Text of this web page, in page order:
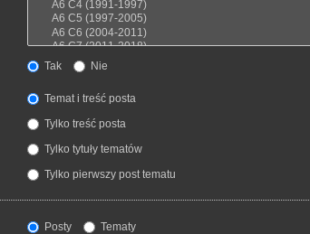
Tak Nie
Temat i treść posta
Tylko treść posta
Tylko tytuły tematów
Tylko pierwszy post tematu
Posty Tematy